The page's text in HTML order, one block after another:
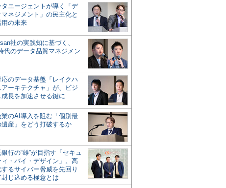
タエージェントが導く「デ
マネジメント」の民主化と
の未来
社の実践知に基づく、
代のデータ品質マネジメン
のデータ基盤「レイクハ
アーキテクチャ」が、ビジ
成長を加速させる鍵に
業のAI導入を阻む「個別最
遺産」をどう打破するか
行の“雄”が目指す「セキュ
ィ・バイ・デザイン」。高
するサイバー脅威を先回り
封じ込める極意とは